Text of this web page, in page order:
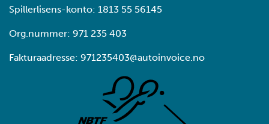
Spillerlisens-konto: 1813 55 56145
Org.nummer: 971 235 403
Fakturaadresse: 971235403@autoinvoice.no